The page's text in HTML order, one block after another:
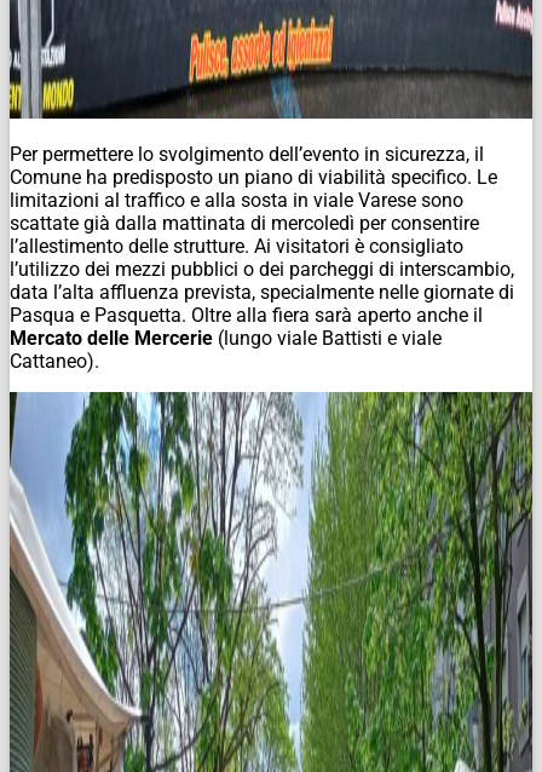
Per permettere lo svolgimento dell’evento in sicurezza, il
Comune ha predisposto un piano di viabilità specifico. Le
limitazioni al traffico e alla sosta in viale Varese sono
scattate già dalla mattinata di mercoledì per consentire
l’allestimento delle strutture. Ai visitatori è consigliato
l’utilizzo dei mezzi pubblici o dei parcheggi di interscambio,
data l’alta affluenza prevista, specialmente nelle giornate di
Pasqua e Pasquetta. Oltre alla fiera sarà aperto anche il
Mercato delle Mercerie (lungo viale Battisti e viale
Cattaneo).